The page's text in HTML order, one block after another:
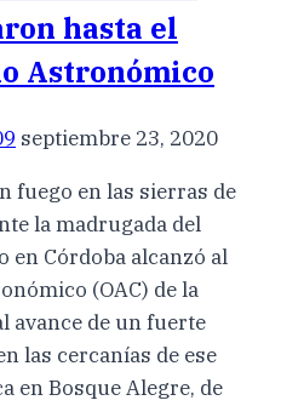
hasta el
Astronómico
septiembre 23, 2020
fuego en las sierras de
la madrugada del
en Córdoba alcanzó al
(OAC) de la
avance de un fuerte
las cercanías de ese
en Bosque Alegre, de